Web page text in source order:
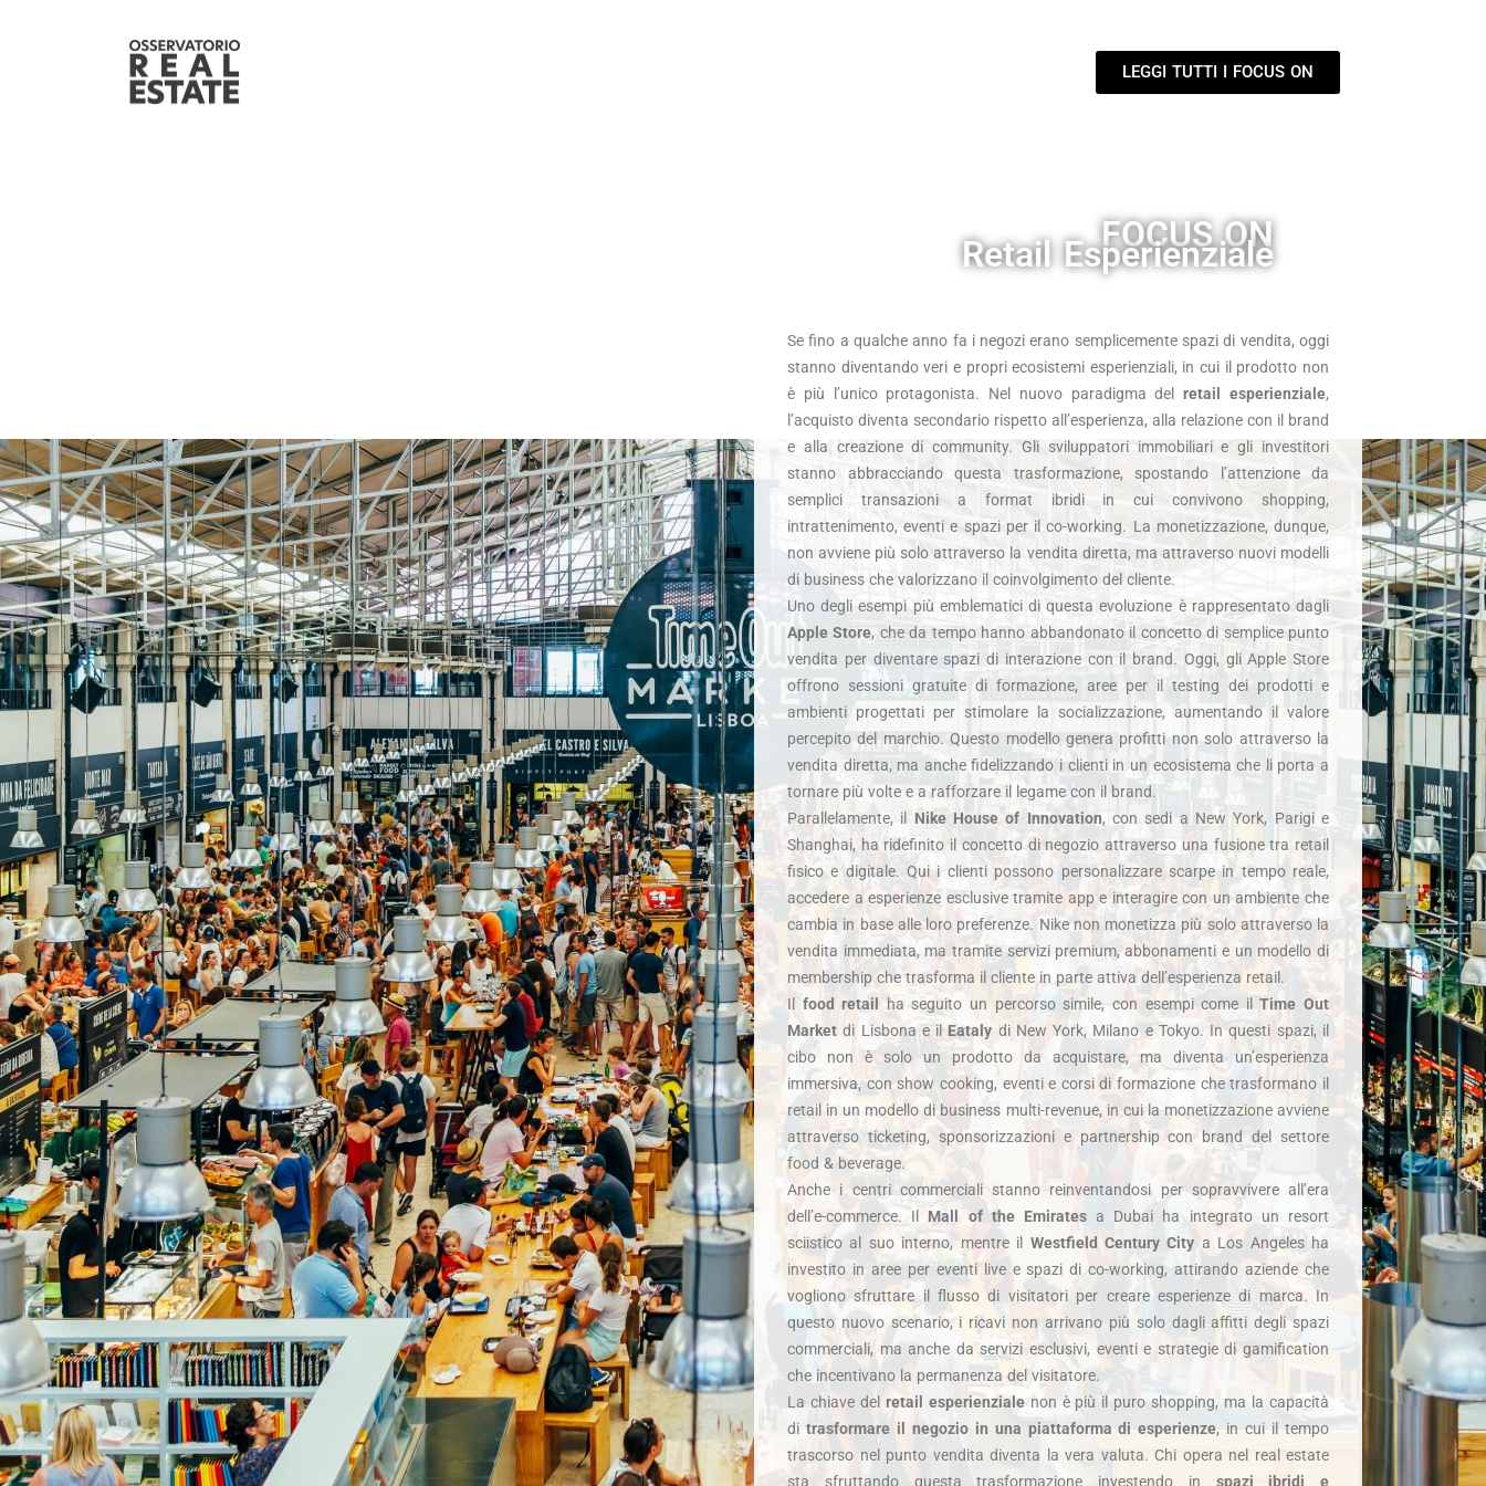
LEGGI TUTTI I FOCUS ON
FOCUS ON
Retail Esperienziale
Se fino a qualche anno fa i negozi erano semplicemente spazi di vendita, oggi
stanno diventando veri e propri ecosistemi esperienziali, in cui il prodotto non
è più l’unico protagonista. Nel nuovo paradigma delretail esperienziale,
l’acquisto diventa secondario rispetto all’esperienza, alla relazione con il brand
e alla creazione di community. Gli sviluppatori immobiliari e gli investitori
stanno abbracciando questa trasformazione, spostando l’attenzione da
semplici transazioni a format ibridi in cui convivono shopping,
intrattenimento, eventi e spazi per il co-working. La monetizzazione, dunque,
non avviene più solo attraverso la vendita diretta, ma attraverso nuovi modelli
di business che valorizzano il coinvolgimento del cliente.
Uno degli esempi più emblematici di questa evoluzione è rappresentato dagli
Apple Store, che da tempo hanno abbandonato il concetto di semplice punto
vendita per diventare spazi di interazione con il brand. Oggi, gli Apple Store
offrono sessioni gratuite di formazione, aree per il testing dei prodotti e
ambienti progettati per stimolare la socializzazione, aumentando il valore
percepito del marchio. Questo modello genera profitti non solo attraverso la
vendita diretta, ma anche fidelizzando i clienti in un ecosistema che li porta a
tornare più volte e a rafforzare il legame con il brand.
Parallelamente, il Nike House of Innovation, con sedi a New York, Parigi e
Shanghai, ha ridefinito il concetto di negozio attraverso una fusione tra retail
fisico e digitale. Qui i clienti possono personalizzare scarpe in tempo reale,
accedere a esperienze esclusive tramite app e interagire con un ambiente che
cambia in base alle loro preferenze. Nike non monetizza più solo attraverso la
vendita immediata, ma tramite servizi premium, abbonamenti e un modello di
membership che trasforma il cliente in parte attiva dell’esperienza retail.
Il food retail ha seguito un percorso simile, con esempi come ilTime Out
Market di Lisbona e ilEataly di New York, Milano e Tokyo. In questi spazi, il
cibo non è solo un prodotto da acquistare, ma diventa un’esperienza
immersiva, con show cooking, eventi e corsi di formazione che trasformano il
retail in un modello di business multi-revenue, in cui la monetizzazione avviene
attraverso ticketing, sponsorizzazioni e partnership con brand del settore
food & beverage.
Anche i centri commerciali stanno reinventandosi per sopravvivere all’era
dell’e-commerce. Il Mall of the Emiratesa Dubai ha integrato un resort
sciistico al suo interno, mentre il Westfield Century City a Los Angeles ha
investito in aree per eventi live e spazi di co-working, attirando aziende che
vogliono sfruttare il flusso di visitatori per creare esperienze di marca. In
questo nuovo scenario, i ricavi non arrivano più solo dagli affitti degli spazi
commerciali, ma anche da servizi esclusivi, eventi e strategie di gamification
che incentivano la permanenza del visitatore.
La chiave del retail esperienzialenon è più il puro shopping, ma la capacità
di trasformare il negozio in una piattaforma di esperienze, in cui il tempo
trascorso nel punto vendita diventa la vera valuta. Chi opera nel real estate
sta sfruttando questa trasformazione investendo in spazi ibridi e